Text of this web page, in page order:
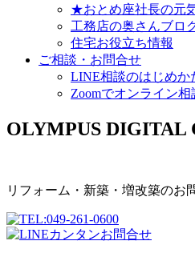
★おとめ座社長の元
工務店の奥さんブロ
住宅お役立ち情報
ご相談・お問合せ
LINE相談のはじめか
Zoomでオンライン
OLYMPUS DIGITAL
リフォーム・新築・増改築のお